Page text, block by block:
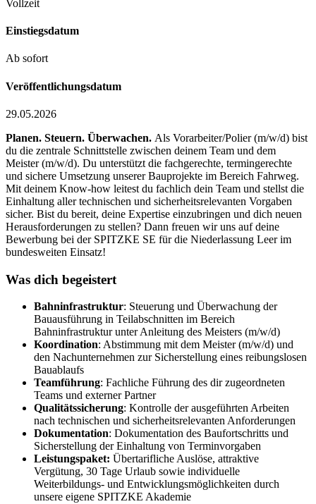
Vollzeit
Einstiegsdatum
Ab sofort
Veröffentlichungsdatum
29.05.2026
Planen. Steuern. Überwachen. Als Vorarbeiter/Polier (m/w/d) bist
du die zentrale Schnittstelle zwischen deinem Team und dem
Meister (m/w/d). Du unterstützt die fachgerechte, termingerechte
und sichere Umsetzung unserer Bauprojekte im Bereich Fahrweg.
Mit deinem Know-how leitest du fachlich dein Team und stellst die
Einhaltung aller technischen und sicherheitsrelevanten Vorgaben
sicher. Bist du bereit, deine Expertise einzubringen und dich neuen
Herausforderungen zu stellen? Dann freuen wir uns auf deine
Bewerbung bei der SPITZKE SE für die Niederlassung Leer im
bundesweiten Einsatz!
Was dich begeistert
Bahninfrastruktur: Steuerung und Überwachung der
Bauausführung in Teilabschnitten im Bereich
Bahninfrastruktur unter Anleitung des Meisters (m/w/d)
Koordination: Abstimmung mit dem Meister (m/w/d) und
den Nachunternehmen zur Sicherstellung eines reibungslosen
Bauablaufs
Teamführung: Fachliche Führung des dir zugeordneten
Teams und externer Partner
Qualitätssicherung: Kontrolle der ausgeführten Arbeiten
nach technischen und sicherheitsrelevanten Anforderungen
Dokumentation: Dokumentation des Baufortschritts und
Sicherstellung der Einhaltung von Terminvorgaben
Leistungspaket: Übertarifliche Auslöse, attraktive
Vergütung, 30 Tage Urlaub sowie individuelle
Weiterbildungs- und Entwicklungsmöglichkeiten durch
unsere eigene SPITZKE Akademie